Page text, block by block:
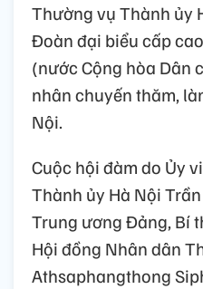
Thường vụ Thành ủy
Đoàn đại biểu cấp
(nước Cộng hòa Dân
nhân chuyến thăm,
Nội.
Cuộc hội đàm do Ủy
Thành ủy Hà Nội
Trung ương Đảng, Bí
Hội đồng Nhân dân
Athsaphangthong